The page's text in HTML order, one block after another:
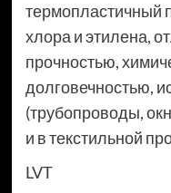
термопластичный
хлора и этилена,
прочностью,
долговечностью,
(трубопроводы,
и в текстильной
LVT